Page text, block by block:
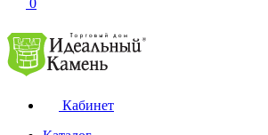
0
Кабинет